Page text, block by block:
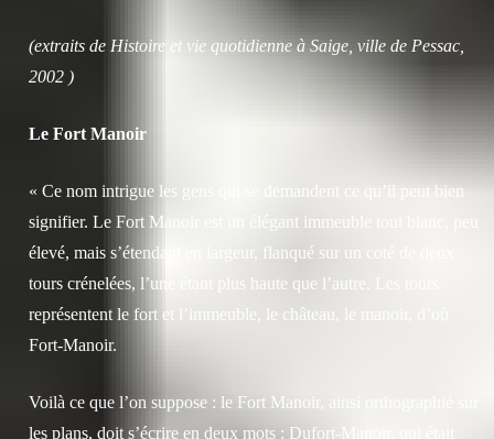
(extraits de Histoire et vie quotidienne à Saige, ville de Pessac,
2002 )
Le Fort Manoir
« Ce nom intrigue les gens qui se demandent ce qu’il peut bien
signifier. Le Fort Manoir est un élégant immeuble tout blanc, peu
élevé, mais s’étendant en largeur, flanqué sur un coté de deux
tours crénelées, l’une étant plus haute que l’autre. Les tours
représentent le fort et l’immeuble, le château, le manoir, d’où
Fort-Manoir.
Voilà ce que l’on suppose : le Fort Manoir, ainsi orthographié sur
les plans, doit s’écrire en deux mots : Dufort-Manoir, qui était